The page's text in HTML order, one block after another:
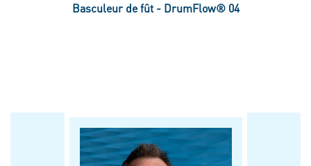
Basculeur de fût - DrumFlow® 04